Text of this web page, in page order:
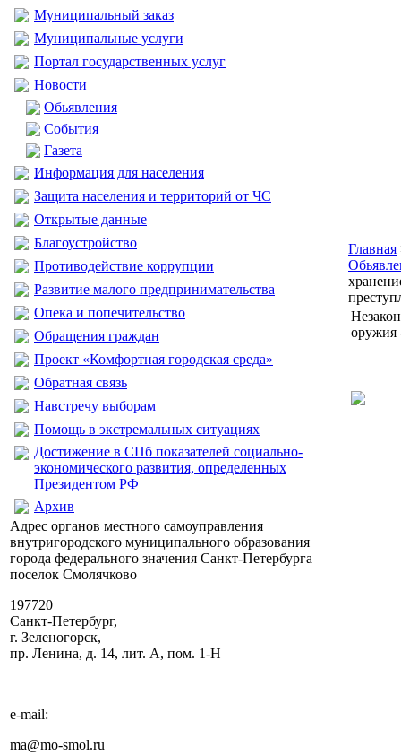
Муниципальный заказ
Муниципальные услуги
Портал государственных услуг
Новости
Обьявления
События
Газета
Информация для населения
Защита населения и территорий от ЧС
Открытые данные
Благоустройство
Противодействие коррупции
Развитие малого предпринимательства
Опека и попечительство
Обращения граждан
Проект «Комфортная городская среда»
Обратная связь
Навстречу выборам
Помощь в экстремальных ситуациях
Достижение в СПб показателей социально-
экономического развития, определенных
Президентом РФ
Архив
Адрес органов местного самоуправления
внутригородского муниципального образования
города федерального значения Санкт-Петербурга
поселок Смолячково
197720
Санкт-Петербург,
г. Зеленогорск,
пр. Ленина, д. 14, лит. А, пом. 1-Н
e-mail:
ma@mo-smol.ru
Главная
оружия